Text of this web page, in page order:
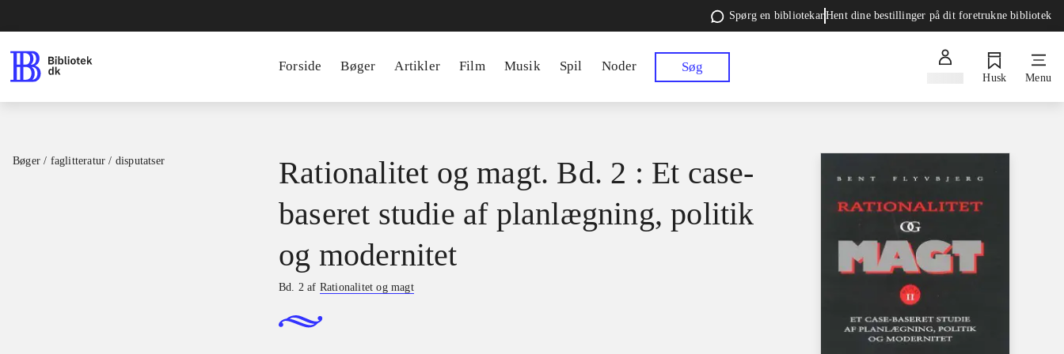
Spørg en bibliotekarHent dine bestillinger på dit foretrukne bibliotek
Forside Bøger Artikler Film Musik Spil Noder Søg
Husk Menu
Bøger / faglitteratur / disputatser
Rationalitet og magt. Bd. 2 : Et case-
baseret studie af planlægning, politik
og modernitet
Bd. 2 af Rationalitet og magt